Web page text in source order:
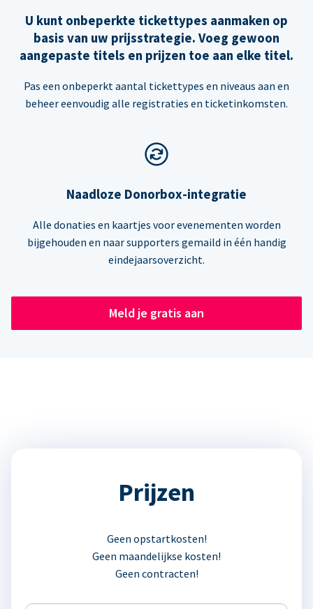
U kunt onbeperkte tickettypes aanmaken op
basis van uw prijsstrategie. Voeg gewoon
aangepaste titels en prijzen toe aan elke titel.
Pas een onbeperkt aantal tickettypes en niveaus aan en
beheer eenvoudig alle registraties en ticketinkomsten.
Naadloze Donorbox-integratie
Alle donaties en kaartjes voor evenementen worden
bijgehouden en naar supporters gemaild in één handig
eindejaarsoverzicht.
Meld je gratis aan
Prijzen
Geen opstartkosten!
Geen maandelijkse kosten!
Geen contracten!